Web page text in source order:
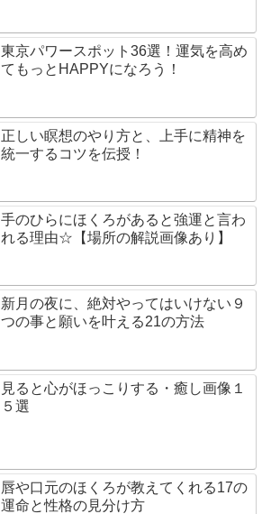
東京パワースポット36選！運気を高め
てもっとHAPPYになろう！
正しい瞑想のやり方と、上手に精神を
統一するコツを伝授！
手のひらにほくろがあると強運と言わ
れる理由☆【場所の解説画像あり】
新月の夜に、絶対やってはいけない９
つの事と願いを叶える21の方法
見ると心がほっこりする・癒し画像１
５選
唇や口元のほくろが教えてくれる17の
運命と性格の見分け方